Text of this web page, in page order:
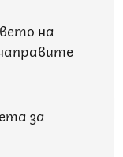
на
за